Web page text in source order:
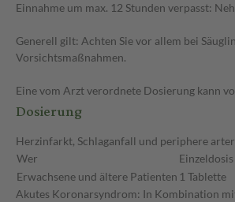
Einnahme um max. 12 Stunden verpasst:
Generell gilt: Achten Sie vor allem bei
Vorsichtsmaßnahmen.
Eine vom Arzt verordnete Dosierung kann
Dosierung
Herzinfarkt, Schlaganfall und periphere
Wer
Einzeldosis
Erwachsene und ältere Patienten 1 Tablette
Akutes Koronarsyndrom: In Kombination